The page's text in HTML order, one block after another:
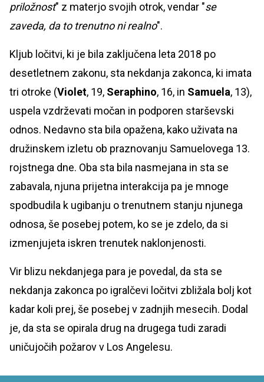
priložnost" z materjo svojih otrok, vendar "se
zaveda, da to trenutno ni realno".
Kljub ločitvi, ki je bila zaključena leta 2018 po
desetletnem zakonu, sta nekdanja zakonca, ki imata
tri otroke (Violet, 19, Seraphino, 16, in Samuela, 13),
uspela vzdrževati močan in podporen starševski
odnos. Nedavno sta bila opažena, kako uživata na
družinskem izletu ob praznovanju Samuelovega 13.
rojstnega dne. Oba sta bila nasmejana in sta se
zabavala, njuna prijetna interakcija pa je mnoge
spodbudila k ugibanju o trenutnem stanju njunega
odnosa, še posebej potem, ko se je zdelo, da si
izmenjujeta iskren trenutek naklonjenosti.
Vir blizu nekdanjega para je povedal, da sta se
nekdanja zakonca po igralčevi ločitvi zbližala bolj kot
kadar koli prej, še posebej v zadnjih mesecih. Dodal
je, da sta se opirala drug na drugega tudi zaradi
uničujočih požarov v Los Angelesu.